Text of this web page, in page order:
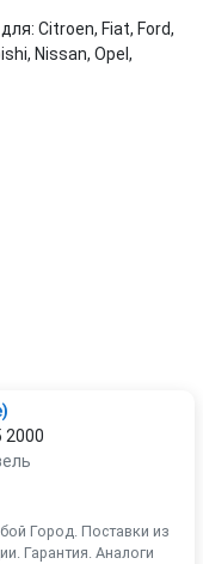
Citroen, Fiat, Ford,
Nissan, Opel,
2000
Город. Поставки из
Гарантия. Аналоги